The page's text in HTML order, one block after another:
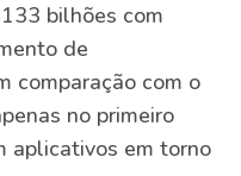
bilhões com
de
comparação com o
no primeiro
aplicativos em torno